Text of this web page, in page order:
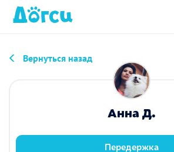
Вернуться назад
Анна Д.
Передержка